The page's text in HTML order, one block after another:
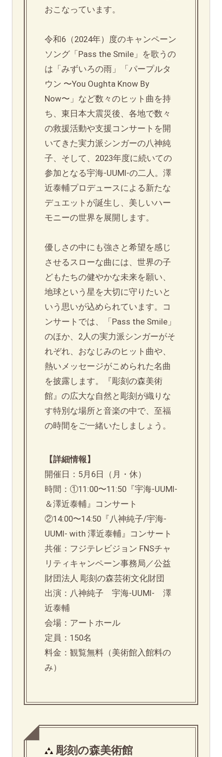
おこなっています。
令和6（2024年）度のキャンペーン
ソング「Pass the Smile」を歌うの
は「みずいろの雨」「パープルタ
ウン 〜You Oughta Know By
Now〜」など数々のヒット曲を持
ち、東日本大震災後、各地で数々
の救援活動や支援コンサートを開
いてきた実力派シンガーの八神純
子、そして、2023年度に続いての
参加となる宇海-UUMI-の二人。澤
近泰輔プロデュースによる新たな
デュエットが誕生し、美しいハー
モニーの世界を展開します。
優しさの中にも強さと希望を感じ
させるスローな曲には、世界の子
どもたちの健やかな未来を願い、
地球という星を大切に守りたいと
いう思いが込められています。コ
ンサートでは、「Pass the Smile」
のほか、2人の実力派シンガーがそ
れぞれ、おなじみのヒット曲や、
熱いメッセージがこめられた名曲
を披露します。『彫刻の森美術
館』の広大な自然と彫刻が織りな
す特別な場所と音楽の中で、至福
の時間をご一緒いたしましょう。
【詳細情報】
開催日：5月6日（月・休）
時間：①11:00〜11:50『宇海-UUMI-
＆澤近泰輔』コンサート
②14:00〜14:50『八神純子/宇海-
UUMI- with 澤近泰輔』コンサート
共催：フジテレビジョン FNSチャ
リティキャンペーン事務局／公益
財団法人 彫刻の森芸術文化財団
出演：八神純子 宇海-UUMI- 澤
近泰輔
会場：アートホール
定員：150名
料金：観覧無料（美術館入館料の
み）
彫刻の森美術館